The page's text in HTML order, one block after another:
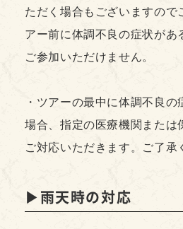
ただく場合もございますので
アー前に体調不良の症状があ
ご参加いただけません。
・ツアーの最中に体調不良の
場合、指定の医療機関または
ご対応いただきます。ご了承
▶︎雨天時の対応